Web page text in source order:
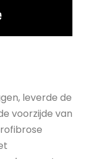
leverde de
voorzijde van